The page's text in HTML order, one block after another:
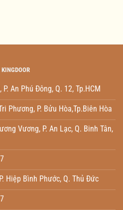
An Phú Đông, Q. 12, Tp.HCM
Phương, P. Bửu Hòa,Tp.Biên Hòa
Vương, P. An Lạc, Q. Binh Tân,
Hiệp Bình Phước, Q. Thủ Đức